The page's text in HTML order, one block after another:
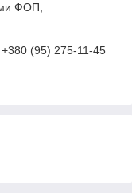
ФОП;
(95) 275-11-45